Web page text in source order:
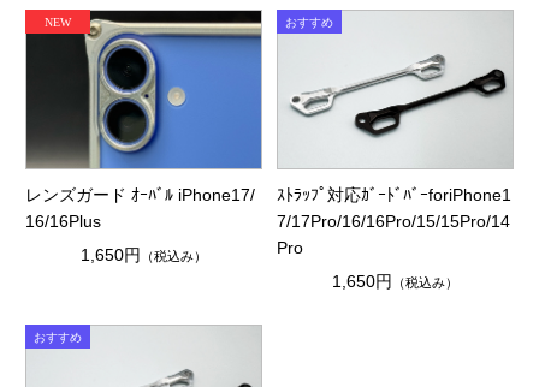
レンズガード ｵｰﾊﾞﾙ iPhone17/
16/16Plus
1,650円
（税込み）
ｽﾄﾗｯﾌﾟ対応ｶﾞｰﾄﾞﾊﾞｰforiPhone1
7/17Pro/16/16Pro/15/15Pro/14
Pro
1,650円
（税込み）